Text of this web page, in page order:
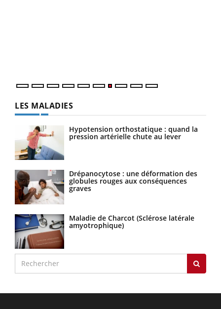
LES MALADIES
Hypotension orthostatique : quand la
pression artérielle chute au lever
Drépanocytose : une déformation des
globules rouges aux conséquences
graves
Maladie de Charcot (Sclérose latérale
amyotrophique)